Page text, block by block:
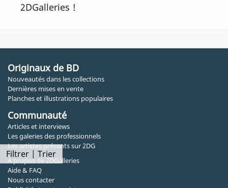
Filtrer | Trier
2DGalleries !
Originaux de BD
Nouveautés dans les collections
Dernières mises en vente
Planches et illustrations populaires
Communauté
Articles et interviews
Les galeries des professionnels
Les artistes présents sur 2DG
A propos de 2DGalleries
Aide & FAQ
Nous contacter